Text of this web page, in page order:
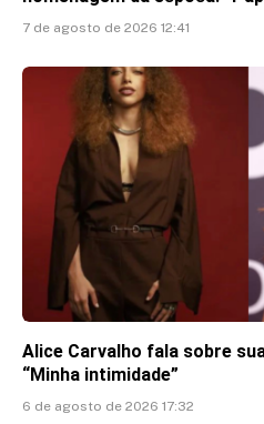
7 de agosto de 2026 12:41
Alice Carvalho fala sobre
“Minha intimidade”
6 de agosto de 2026 17:32